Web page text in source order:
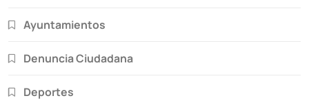
Ayuntamientos
Denuncia Ciudadana
Deportes